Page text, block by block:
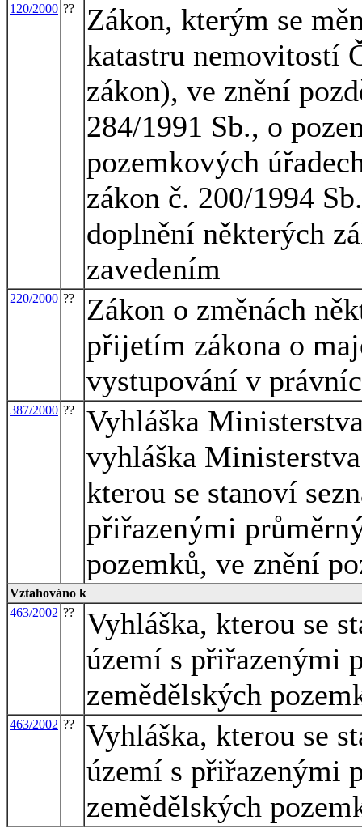
120/2000 ??
Zákon, kterým se
katastru nemovitostí
zákon), ve znění
284/1991 Sb., o
pozemkových
zákon č. 200/1994
doplnění některých
zavedením
220/2000 ??
Zákon o změnách
přijetím zákona o
vystupování v
387/2000 ??
Vyhláška
vyhláška
kterou se stanoví
přiřazenými
pozemků, ve znění
Vztahováno k
463/2002 ??
Vyhláška, kterou se
území s přiřazenými
zemědělských
463/2002 ??
Vyhláška, kterou se
území s přiřazenými
zemědělských